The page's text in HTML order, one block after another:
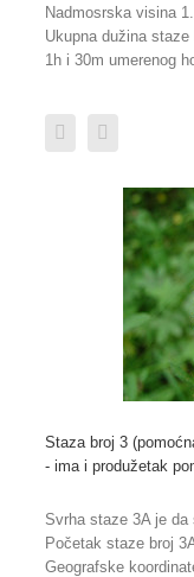
Nadmosrska visina
Ukupna dužina
1h i 30m umerenog
Staza broj 3
- ima i produžetak
Svrha staze 3A je
Početak staze broj
Geografske